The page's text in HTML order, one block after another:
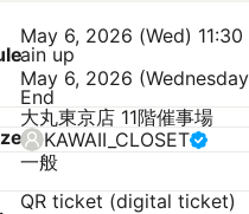
May 6, 2026 (Wed) 11:30
ain up
May 6, 2026
End
大丸東京店 11階催事場
KAWAII_CLOSET
一般
QR ticket (digital ticket)